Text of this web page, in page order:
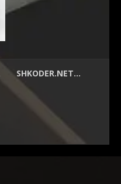
SHKODER.NET…